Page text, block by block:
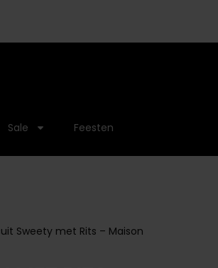
Sale Feesten
Sweety met Rits – Maison